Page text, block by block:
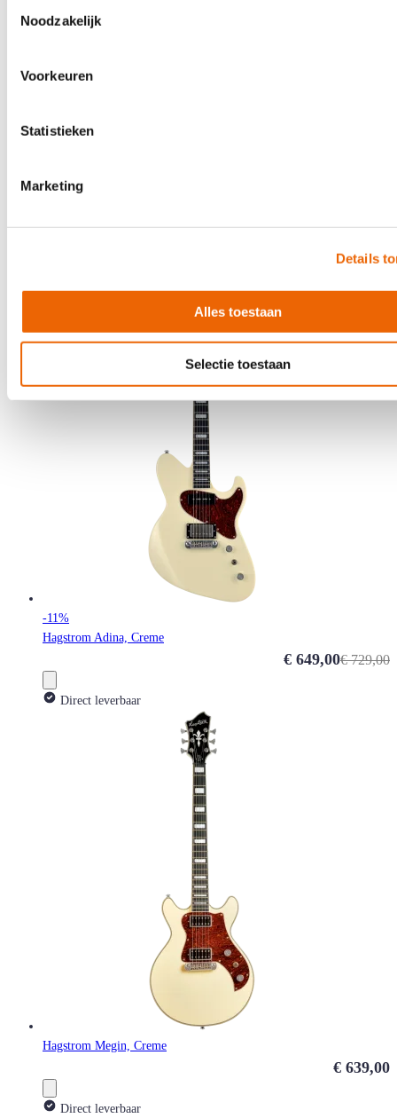
Noodzakelijk
Voorkeuren
Statistieken
Marketing
Details
Alles toestaan
Selectie toestaan
-7%
€ 849,00
Special Price
€ 789,00
-11%
Hagstrom Adina, Creme
€ 729,00
Special Price
€ 649,00
Direct leverbaar
Hagstrom Megin, Creme
€ 639,00
Direct leverbaar